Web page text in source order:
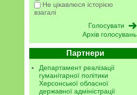
Не цікавлюся історією
взагалі
Архів голосувань
Партнери
Департамент реалізації
гуманітарної політики
Херсонської обласної
державної адміністрації